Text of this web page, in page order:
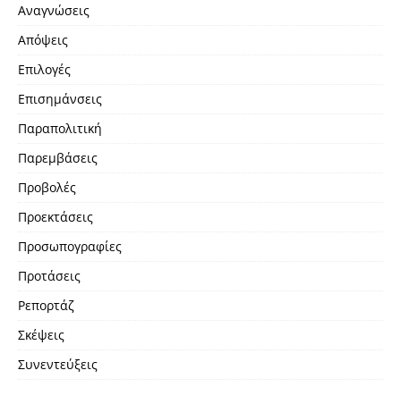
Αναγνώσεις
Απόψεις
Επιλογές
Επισημάνσεις
Παραπολιτική
Παρεμβάσεις
Προβολές
Προεκτάσεις
Προσωπογραφίες
Προτάσεις
Ρεπορτάζ
Σκέψεις
Συνεντεύξεις